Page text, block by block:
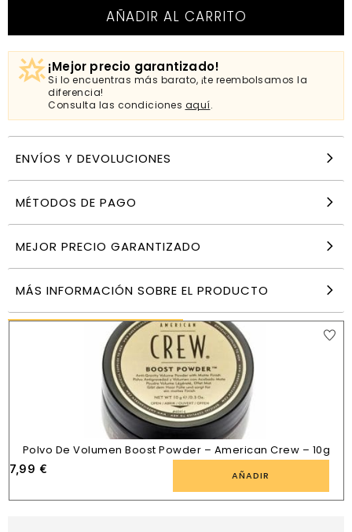
AÑADIR AL CARRITO
¡Mejor precio garantizado!
Si lo encuentras más barato, ¡te reembolsamos la
diferencia!
Consulta las condiciones aquí.
ENVÍOS Y DEVOLUCIONES
MÉTODOS DE PAGO
MEJOR PRECIO GARANTIZADO
MÁS INFORMACIÓN SOBRE EL PRODUCTO
5,94€
AÑADIR
PRODUCTOS SIMILARES
Polvo De Volumen Boost Powder – American Crew – 10g
7,99 € AÑADIR